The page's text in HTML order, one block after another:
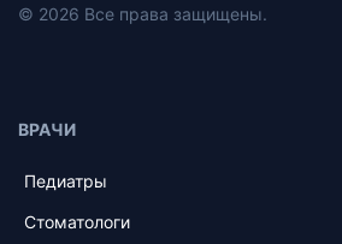
© 2026 Все права защищены.
ВРАЧИ
Педиатры
Стоматологи